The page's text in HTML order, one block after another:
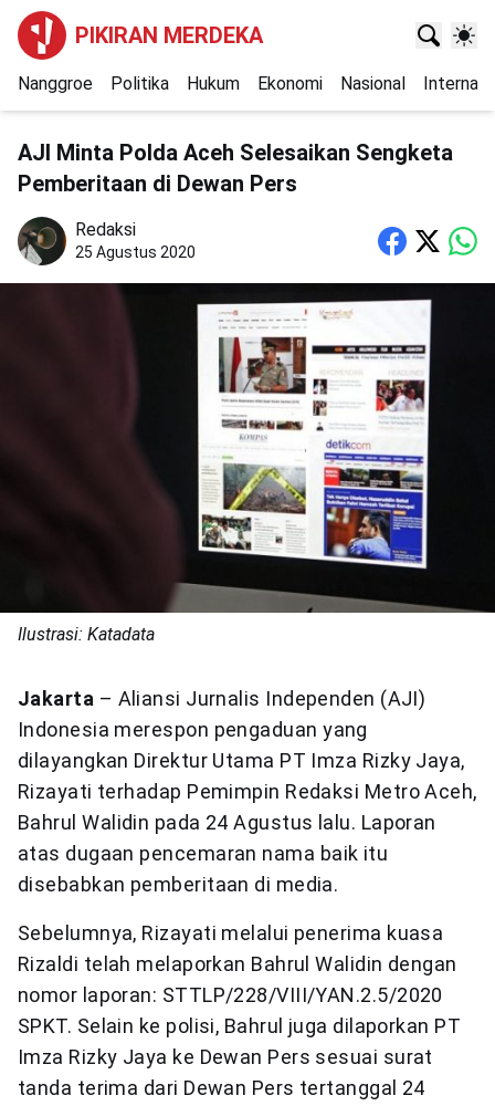
PIKIRAN MERDEKA
Nanggroe Politika Hukum Ekonomi Nasional
AJI Minta Polda Aceh Selesaikan Sengketa
Pemberitaan di Dewan Pers
Redaksi
25 Agustus 2020
Ilustrasi: Katadata
Jakarta – Aliansi Jurnalis Independen (AJI)
Indonesia merespon pengaduan yang
dilayangkan Direktur Utama PT Imza Rizky Jaya,
Rizayati terhadap Pemimpin Redaksi Metro Aceh,
Bahrul Walidin pada 24 Agustus lalu. Laporan
atas dugaan pencemaran nama baik itu
disebabkan pemberitaan di media.
Sebelumnya, Rizayati melalui penerima kuasa
Rizaldi telah melaporkan Bahrul Walidin dengan
nomor laporan: STTLP/228/VIII/YAN.2.5/2020
SPKT. Selain ke polisi, Bahrul juga dilaporkan PT
Imza Rizky Jaya ke Dewan Pers sesuai surat
tanda terima dari Dewan Pers tertanggal 24